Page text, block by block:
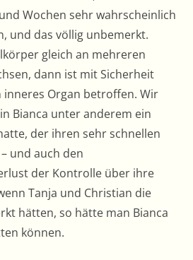
Wochen sehr wahrscheinlich
und das völlig unbemerkt.
gleich an mehreren
dann ist mit Sicherheit
Organ betroffen. Wir
Bianca unter anderem ein
der ihren sehr schnellen
und auch den
der Kontrolle über ihre
Tanja und Christian die
hätten, so hätte man Bianca
können.